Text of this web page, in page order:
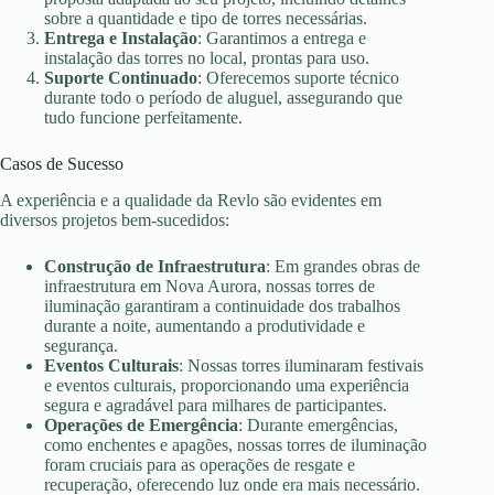
sobre a quantidade e tipo de torres necessárias.
Entrega e Instalação: Garantimos a entrega e
instalação das torres no local, prontas para uso.
Suporte Continuado: Oferecemos suporte técnico
durante todo o período de aluguel, assegurando que
tudo funcione perfeitamente.
Casos de Sucesso
A experiência e a qualidade da Revlo são evidentes em
diversos projetos bem-sucedidos:
Construção de Infraestrutura: Em grandes obras de
infraestrutura em Nova Aurora, nossas torres de
iluminação garantiram a continuidade dos trabalhos
durante a noite, aumentando a produtividade e
segurança.
Eventos Culturais: Nossas torres iluminaram festivais
e eventos culturais, proporcionando uma experiência
segura e agradável para milhares de participantes.
Operações de Emergência: Durante emergências,
como enchentes e apagões, nossas torres de iluminação
foram cruciais para as operações de resgate e
recuperação, oferecendo luz onde era mais necessário.